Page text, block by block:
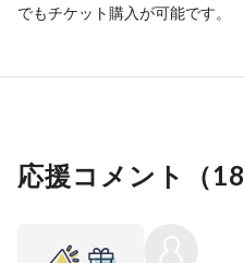
でもチケット購入が可能です。
応援コメント（18